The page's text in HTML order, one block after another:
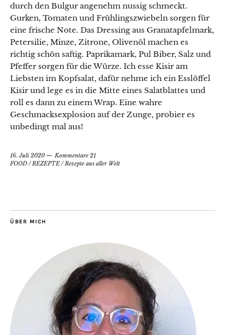
durch den Bulgur angenehm nussig schmeckt.
Gurken, Tomaten und Frühlingszwiebeln sorgen für
eine frische Note. Das Dressing aus Granatapfelmark,
Petersilie, Minze, Zitrone, Olivenöl machen es
richtig schön saftig. Paprikamark, Pul Biber, Salz und
Pfeffer sorgen für die Würze. Ich esse Kisir am
Liebsten im Kopfsalat, dafür nehme ich ein Esslöffel
Kisir und lege es in die Mitte eines Salatblattes und
roll es dann zu einem Wrap. Eine wahre
Geschmacksexplosion auf der Zunge, probier es
unbedingt mal aus!
16. Juli 2020
Kommentare 21
FOOD / REZEPTE / Rezepte aus aller Welt
ÜBER MICH